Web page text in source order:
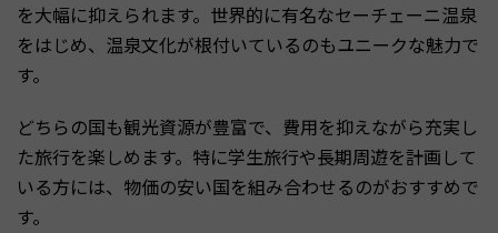
を大幅に抑えられます。世界的に有名なセーチェーニ温泉
をはじめ、温泉文化が根付いているのもユニークな魅力で
す。
どちらの国も観光資源が豊富で、費用を抑えながら充実し
た旅行を楽しめます。特に学生旅行や長期周遊を計画して
いる方には、物価の安い国を組み合わせるのがおすすめで
す。